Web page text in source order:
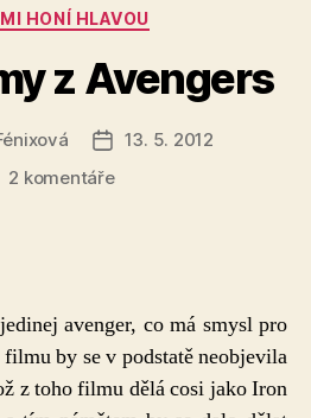
Rubriky
HONÍ HLAVOU
z Avengers
Datum
příspěvku
13. 5. 2012
2 komentářeu
z
Avengers
avenger, co má smysl pro
by se v podstatě neobjevila
z toho filmu dělá cosi jako Iron